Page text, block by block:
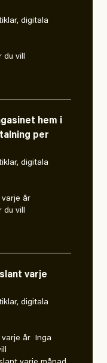
digitala
du vill
hem i
per
digitala
varje år
du vill
varje
digitala
varje år Inga